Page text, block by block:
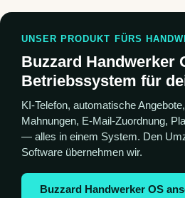
UNSER PRODUKT FÜRS
Buzzard Handwerker
Betriebssystem für
KI-Telefon, automatische
Mahnungen, E-Mail-Zuordnung,
— alles in einem System. Den
Software übernehmen wir.
Buzzard Handwerker OS